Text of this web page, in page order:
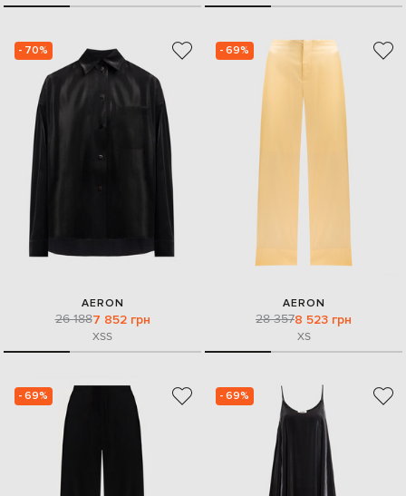
- 70%
AERON
26 1887 852 грн
XSS
- 69%
AERON
28 3578 523 грн
XS
- 69% - 69%